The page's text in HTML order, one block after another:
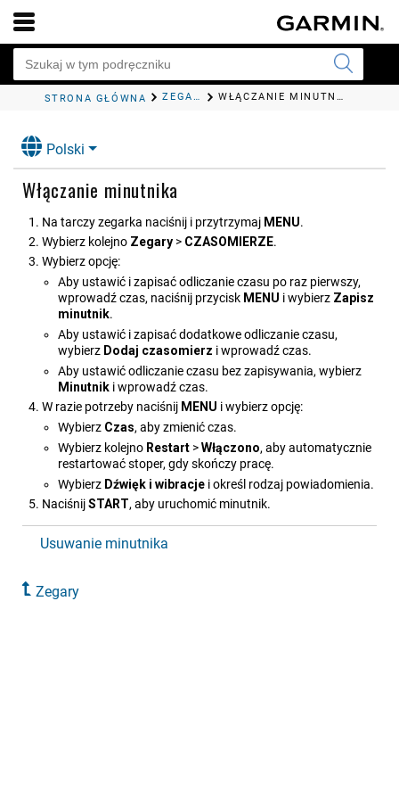
STRONA GŁÓWNA ZEGARY WŁĄCZANIE MINUTNIKA
Polski
Włączanie minutnika
Na tarczy zegarka naciśnij i przytrzymaj MENU.
Wybierz kolejno Zegary > CZASOMIERZE.
Wybierz opcję:
Aby ustawić i zapisać odliczanie czasu po raz pierwszy,
wprowadź czas, naciśnij przycisk MENU i wybierz Zapisz
minutnik.
Aby ustawić i zapisać dodatkowe odliczanie czasu,
wybierz Dodaj czasomierz i wprowadź czas.
Aby ustawić odliczanie czasu bez zapisywania, wybierz
Minutnik i wprowadź czas.
W razie potrzeby naciśnij MENU i wybierz opcję:
Wybierz Czas, aby zmienić czas.
Wybierz kolejno Restart >Włączono, aby automatycznie
restartować stoper, gdy skończy pracę.
Wybierz Dźwięk i wibracje i określ rodzaj powiadomienia.
NaciśnijSTART, aby uruchomić minutnik.
Usuwanie minutnika
Zegary